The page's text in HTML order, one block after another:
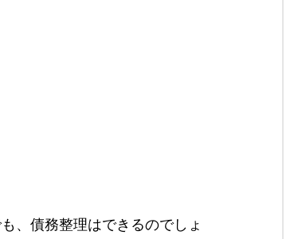
、債務整理はできるのでしょ